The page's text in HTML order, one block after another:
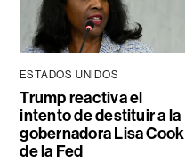
ESTADOS UNIDOS
Trump reactiva el
intento de destituir a la
gobernadora Lisa Cook
de la Fed